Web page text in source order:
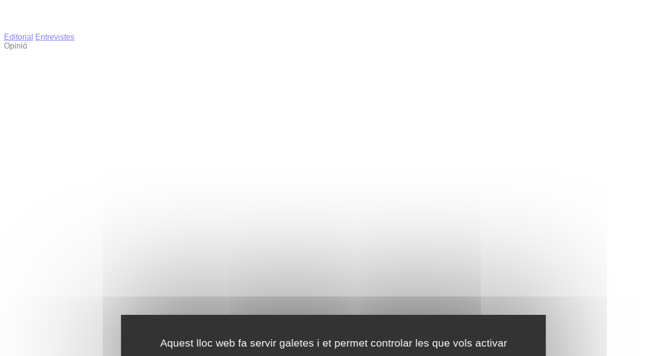
Aquest lloc web fa servir galetes i et permet controlar les que vols activar
Editorial
Entrevistes
Opinió